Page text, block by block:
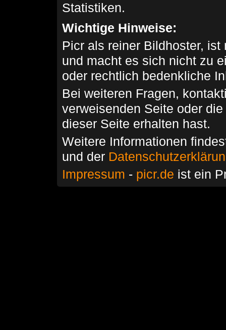
Statistiken.
Wichtige Hinweise:
Picr als reiner Bildhoster,
und macht es sich nicht zu
oder rechtlich bedenkliche
Bei weiteren Fragen,
verweisenden Seite oder
dieser Seite erhalten hast.
Weitere Informationen
und der
Impressum - picr.de ist ein